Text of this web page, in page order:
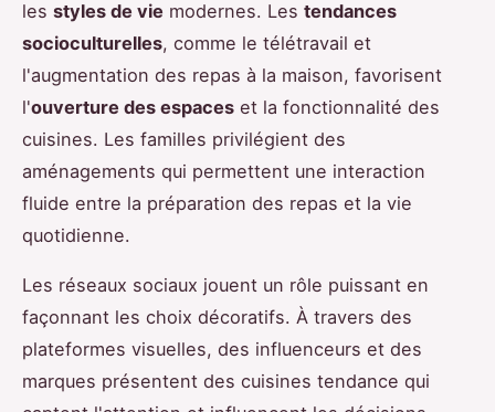
les styles de vie modernes. Les tendances
socioculturelles, comme le télétravail et
l'augmentation des repas à la maison, favorisent
l'ouverture des espaces et la fonctionnalité des
cuisines. Les familles privilégient des
aménagements qui permettent une interaction
fluide entre la préparation des repas et la vie
quotidienne.
Les réseaux sociaux jouent un rôle puissant en
façonnant les choix décoratifs. À travers des
plateformes visuelles, des influenceurs et des
marques présentent des cuisines tendance qui